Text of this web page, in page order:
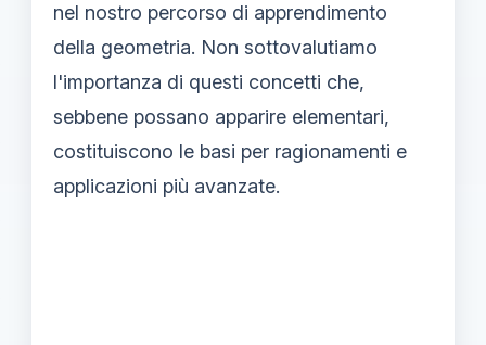
nel nostro percorso di apprendimento
della geometria. Non sottovalutiamo
l'importanza di questi concetti che,
sebbene possano apparire elementari,
costituiscono le basi per ragionamenti e
applicazioni più avanzate.